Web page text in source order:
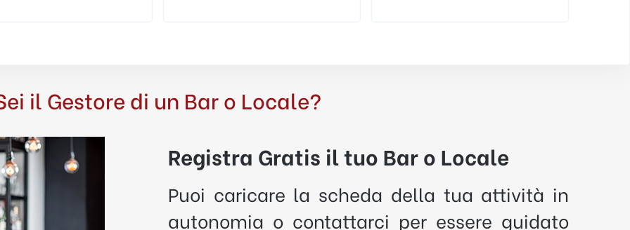
il Gestore di un Bar o Locale?
Registra Gratis il tuo Bar o Locale
Puoi caricare la scheda della tua attività in
autonomia o contattarci per essere guidato